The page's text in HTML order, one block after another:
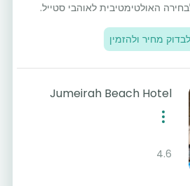
האולטימטיבית לאוהבי סטייל.
לבדוק מחיר ולהזמין
Jumeirah Beach Hotel
4.6